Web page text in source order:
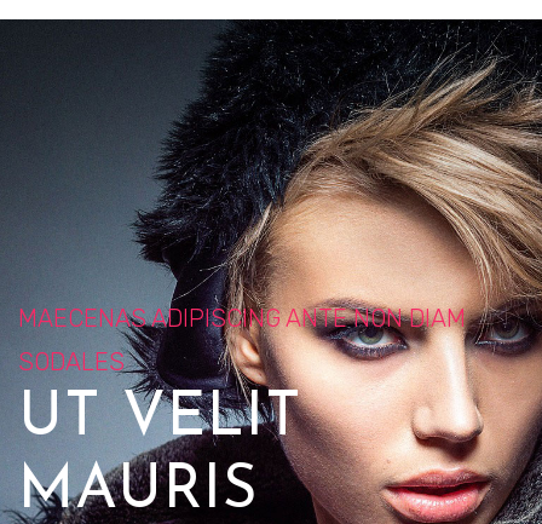
MAECENAS ADIPISCING ANTE NON DIAM
SODALES
UT VELIT
MAURIS